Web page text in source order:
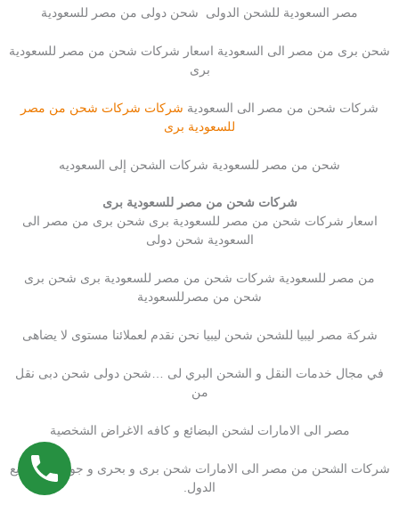
مصر السعودية للشحن الدولى شحن دولى من مصر للسعودية
شحن برى من مصر الى السعودية اسعار شركات شحن من مصر للسعودية
برى
شركات شحن من مصر الى السعودية شركات شركات شحن من مصر
للسعودية برى
شحن من مصر للسعودية شركات الشحن إلى السعوديه
شركات شحن من مصر للسعودية برى
اسعار شركات شحن من مصر للسعودية برى شحن برى من مصر الى
السعودية شحن دولى
من مصر للسعودية شركات شحن من مصر للسعودية برى شحن برى
شحن من مصرللسعودية
شركة مصر ليبيا للشحن شحن ليبيا نحن نقدم لعملائنا مستوى لا يضاهى
في مجال خدمات النقل و الشحن البري لى …شحن دولى شحن دبى نقل
من
مصر الى الامارات لشحن البضائع و كافه الاغراض الشخصية
شركات الشحن من مصر الى الامارات شحن برى و بحرى و جوى الى جميع
الدول.